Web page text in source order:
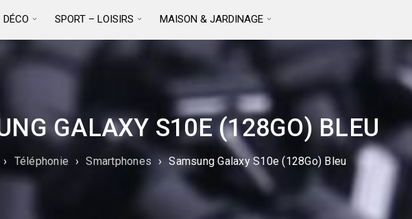
SPORT – LOISIRS MAISON & JARDINAGE
GALAXY S10E (128GO) BLEU
› Téléphonie › Smartphones › Samsung Galaxy S10e (128Go) Bleu